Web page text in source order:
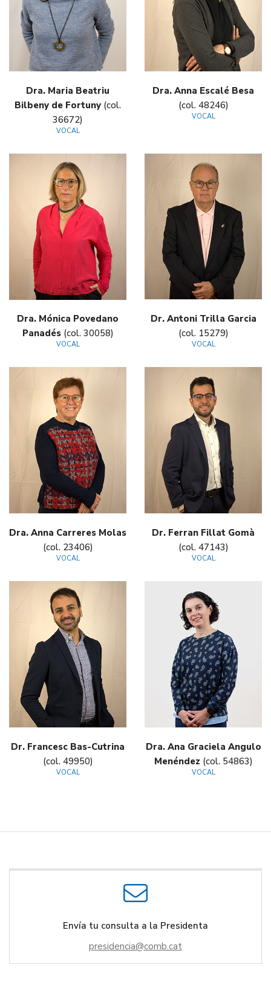
Dra. Maria Beatriu
Bilbeny de Fortuny (col.
36672)
VOCAL
Dra. Anna Escalé Besa
(col. 48246)
VOCAL
Dra. Mónica Povedano
Panadés(col. 30058)
VOCAL
Dr. Antoni Trilla Garcia
(col. 15279)
VOCAL
Dra. Anna Carreres Molas
(col. 23406)
VOCAL
Dr. Ferran Fillat Gomà
(col. 47143)
VOCAL
Dr. Francesc Bas-Cutrina
(col. 49950)
VOCAL
Dra. Ana Graciela Angulo
Menéndez (col. 54863)
VOCAL
Envía tu consulta a la Presidenta
presidencia